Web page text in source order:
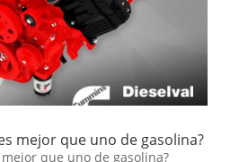
mejor que uno de gasolina?
que uno de gasolina?